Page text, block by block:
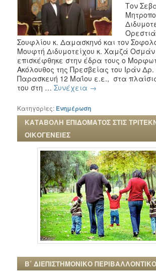
Τον
Σουφλίου κ. Δαμασκηνό και τον
Μουφτή Διδυμοτείχου κ. Χαμζά Οσμάν
επισκέφθηκε στην έδρα τους ο
Ακόλουθος της Πρεσβείας του Ιράν
Παρασκευή 12 Μαΐου ε.ε., στα
του στη …Συνέχεια →
Κατηγορίες: Ενημέρωση
ΚΑΤΑΒΟΛΗ ΕΠΙΔΟΜΑΤΟΣ ΣΤΙΣ
ΟΙΚΟΓΕΝΕΙΕΣ
Β΄ ΔΙΕΠΙΣΤΗΜΟΝΙΚΟ